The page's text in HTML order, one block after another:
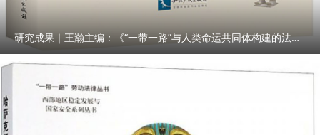
研究成果｜王瀚主编：《“一带一路”与人类命运共同体构建的法律与实践》